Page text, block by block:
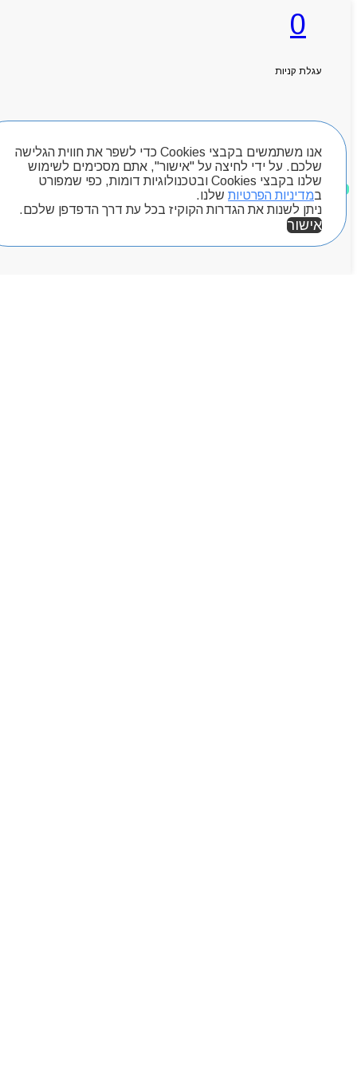
אנו משתמשים בקבצי Cookies כדי לשפר את חווית הגלישה
שלכם. על ידי לחיצה על "אישור", אתם מסכימים לשימוש
שלנו בקבצי Cookies ובטכנולוגיות דומות, כפי שמפורט
במדיניות הפרטיות שלנו.
ניתן לשנות את הגדרות הקוקיז בכל עת דרך הדפדפן שלכם.
אישור
0
עגלת קניות
חיפוש מוצרים
מוצרים שאהבתי
ראשי
המגזין